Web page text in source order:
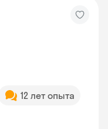
12 лет опыта